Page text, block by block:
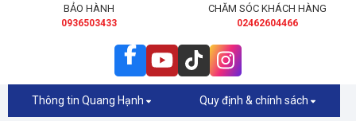
BẢO HÀNH
0936503433
CHĂM SÓC KHÁCH HÀNG
02462604466
Thông tin Quang Hạnh Quy định & chính sách